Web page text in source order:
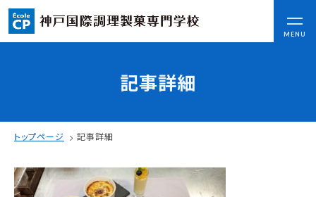
MENU
CLOSE
ここから始まる私の未来
記事詳細
トップページ 記事詳細